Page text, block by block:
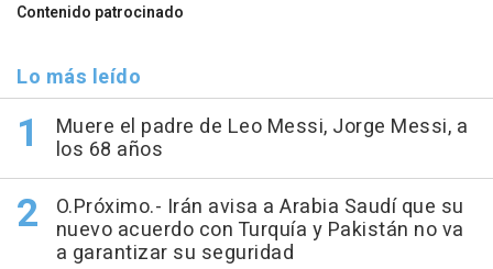
Contenido patrocinado
Lo más leído
Muere el padre de Leo Messi, Jorge Messi, a
los 68 años
O.Próximo.- Irán avisa a Arabia Saudí que su
nuevo acuerdo con Turquía y Pakistán no va
a garantizar su seguridad